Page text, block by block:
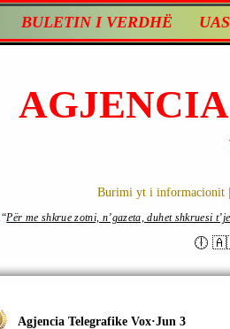
BULETIN I VERDHË
Burimi yt i informacionit |
🕕
“Për me shkrue zotni, n’gazeta, duhet shkruesi
Agjencia Telegrafike Vox Jun 3